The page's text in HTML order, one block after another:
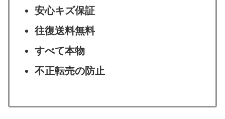
安心キズ保証
往復送料無料
すべて本物
不正転売の防止